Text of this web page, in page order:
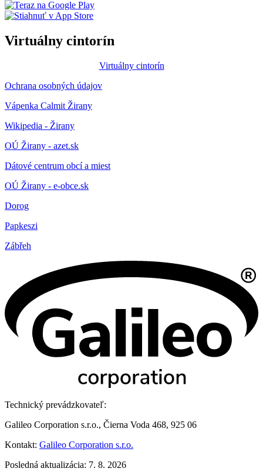
Virtuálny cintorín
Virtuálny cintorín
Ochrana osobných údajov
Vápenka Calmit Žirany
Wikipedia - Žirany
OÚ Žirany - azet.sk
Dátové centrum obcí a miest
OÚ Žirany - e-obce.sk
Dorog
Papkeszi
Zábřeh
Technický prevádzkovateľ:
Galileo Corporation s.r.o., Čierna Voda 468, 925 06
Kontakt: Galileo Corporation s.r.o.
Posledná aktualizácia: 7. 8. 2026